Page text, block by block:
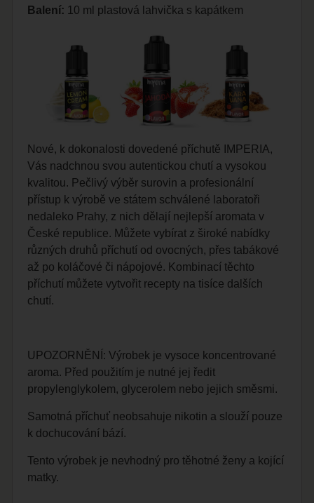
Balení: 10 ml plastová lahvička s kapátkem
Nové, k dokonalosti dovedené příchutě IMPERIA,
Vás nadchnou svou autentickou chutí a vysokou
kvalitou. Pečlivý výběr surovin a profesionální
přístup k výrobě ve státem schválené laboratoři
nedaleko Prahy, z nich dělají nejlepší aromata v
České republice. Můžete vybírat z široké nabídky
různých druhů příchutí od ovocných, přes tabákové
až po koláčové či nápojové. Kombinací těchto
příchutí můžete vytvořit recepty na tisíce dalších
chutí.
UPOZORNĚNÍ: Výrobek je vysoce koncentrované
aroma. Před použitím je nutné jej ředit
propylenglykolem, glycerolem nebo jejich směsmi.
Samotná příchuť neobsahuje nikotin a slouží pouze
k dochucování bází.
Tento výrobek je nevhodný pro těhotné ženy a kojící
matky.